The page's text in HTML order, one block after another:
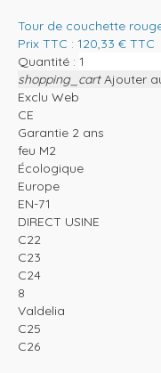
Tour de couchette
Prix TTC : 120,33 € TTC
Quantité :
shopping_cart Ajouter
Exclu Web
CE
Garantie 2 ans
feu M2
Écologique
Europe
EN-71
DIRECT USINE
C22
C23
C24
8
Valdelia
C25
C26